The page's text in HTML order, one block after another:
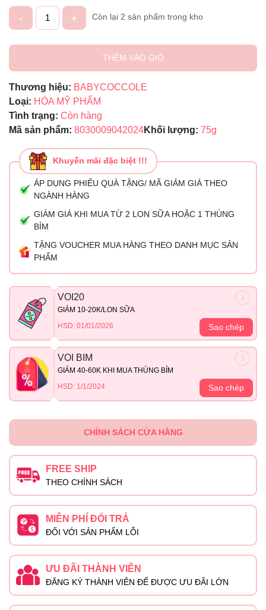
- + Còn lại 2 sản phẩm trong kho
THÊM VÀO GIỎ
Thương hiệu: BABYCOCCOLE
Loại: HÓA MỸ PHẨM
Tình trạng: Còn hàng
Mã sản phẩm: 8030009042024Khối lượng: 75g
Khuyến mãi đặc biệt !!!
ÁP DỤNG PHIẾU QUÀ TẶNG/ MÃ GIẢM GIÁ THEO
NGÀNH HÀNG
GIẢM GIÁ KHI MUA TỪ 2 LON SỮA HOẶC 1 THÙNG
BỈM
TẶNG VOUCHER MUA HÀNG THEO DANH MỤC SẢN
PHẨM
VOI20
GIẢM 10-20K/LON SỮA
HSD: 01/01/2026
Sao chép
VOI BIM
GIẢM 40-60K KHI MUA THÙNG BỈM
HSD: 1/1/2024
Sao chép
CHÍNH SÁCH CỬA HÀNG
FREE SHIP
THEO CHÍNH SÁCH
MIỄN PHÍ ĐỔI TRẢ
ĐỐI VỚI SẢN PHẨM LỖI
ƯU ĐÃI THÀNH VIÊN
ĐĂNG KÝ THÀNH VIÊN ĐỂ ĐƯỢC ƯU ĐÃI LỚN